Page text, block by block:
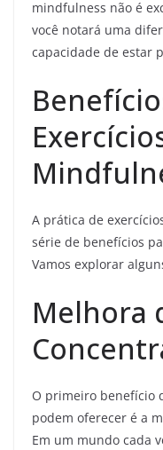
mindfulness não é
você notará uma
capacidade de estar
A prática de
série de benefícios
Vamos explorar
Melhora
O primeiro benefício
podem oferecer é a
Em um mundo cada